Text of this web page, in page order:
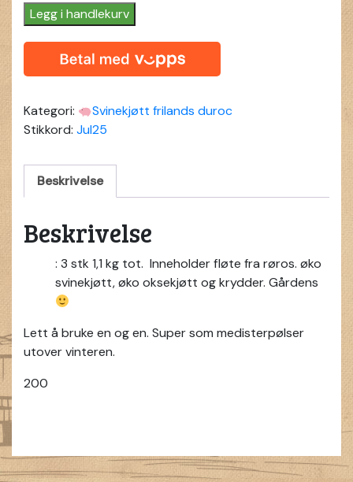
stk
store
quantity
Legg i handlekurv
Kategori:
Svinekjøtt frilands duroc
Stikkord: Jul25
Beskrivelse
Beskrivelse
: 3 stk 1,1 kg tot. Inneholder fløte fra røros. øko
svinekjøtt, øko oksekjøtt og krydder. Gårdens
Lett å bruke en og en. Super som medisterpølser
utover vinteren.
200